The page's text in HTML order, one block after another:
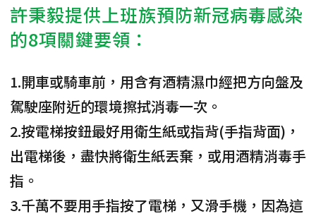
許秉毅提供上班族預防新冠病毒感染
的8項關鍵要領：
1.開車或騎車前，用含有酒精濕巾經把方向盤及
駕駛座附近的環境擦拭消毒一次。
2.按電梯按鈕最好用衛生紙或指背(手指背面)，
出電梯後，盡快將衛生紙丟棄，或用酒精消毒手
指。
3.千萬不要用手指按了電梯，又滑手機，因為這